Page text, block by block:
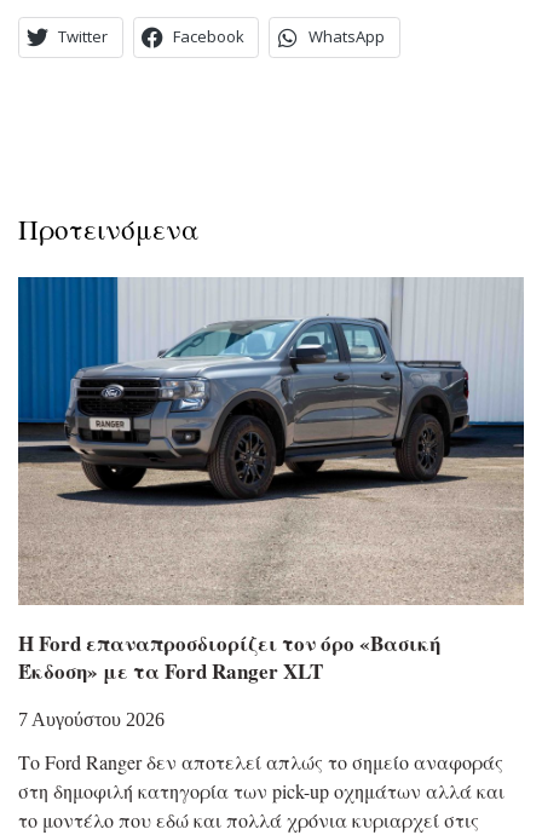
Twitter Facebook WhatsApp
Προτεινόμενα
Η Ford επαναπροσδιορίζει τον όρο «Βασική
Έκδοση» με τα Ford Ranger XLT
7 Αυγούστου 2026
Το Ford Ranger δεν αποτελεί απλώς το σημείο αναφοράς
στη δημοφιλή κατηγορία των pick-up οχημάτων αλλά και
το μοντέλο που εδώ και πολλά χρόνια κυριαρχεί στις